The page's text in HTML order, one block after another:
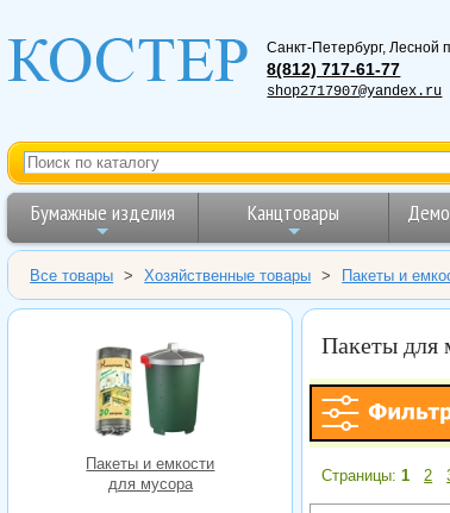
Санкт-Петербург, Лесной
8(812) 717-61-77
shop2717907@yandex.ru
Бумажные изделия Канцтовары
Все товары > Хозяйственные товары > Пакеты и
Пакеты и емкости
для мусора
Пакеты для
Страницы:1 2